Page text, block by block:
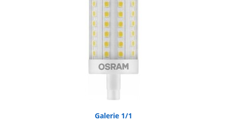
Galerie 1/1